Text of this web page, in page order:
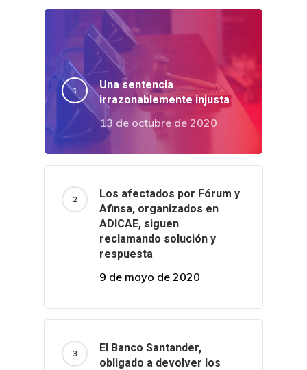
Una sentencia
irrazonablemente injusta
13 de octubre de 2020
Los afectados por Fórum y
Afinsa, organizados en
ADICAE, siguen
reclamando solución y
respuesta
9 de mayo de 2020
El Banco Santander,
obligado a devolver los